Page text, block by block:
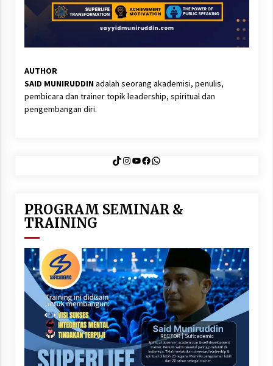
AUTHOR
SAID MUNIRUDDINadalah seorang akademisi, penulis,
pembicara dan trainer topik leadership, spiritual dan
pengembangan diri.
TikTok
Instagram
YouTube
Facebook
WhatsApp
PROGRAM SEMINAR &
TRAINING